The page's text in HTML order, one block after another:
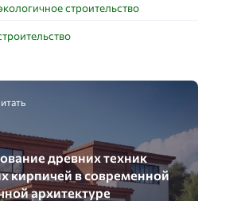
строительство
древних техник
кирпичей в современной
архитектуре